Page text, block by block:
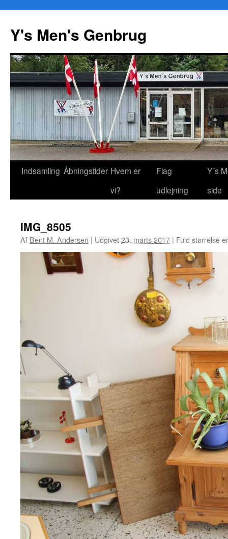
Y's Men's Genbrug
Hop
Indsamling Åbningstider Hvem er
vi?
Flag
udlejning
Y´s
side
IMG_8505
Af Bent M. Andersen | Udgivet23. marts 2017 | Fuld størrelse